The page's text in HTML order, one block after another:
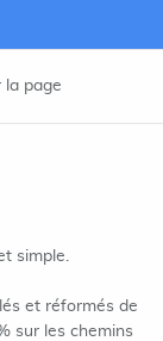
la page
simple.
et réformés de
sur les chemins